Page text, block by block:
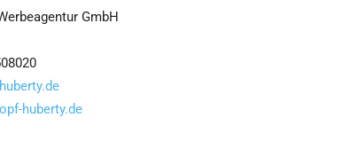
GmbH
huberty.de